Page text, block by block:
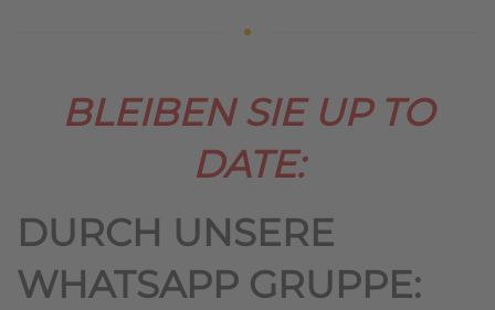
BLEIBEN SIE UP TO
DATE:
DURCH UNSERE
WHATSAPP GRUPPE: